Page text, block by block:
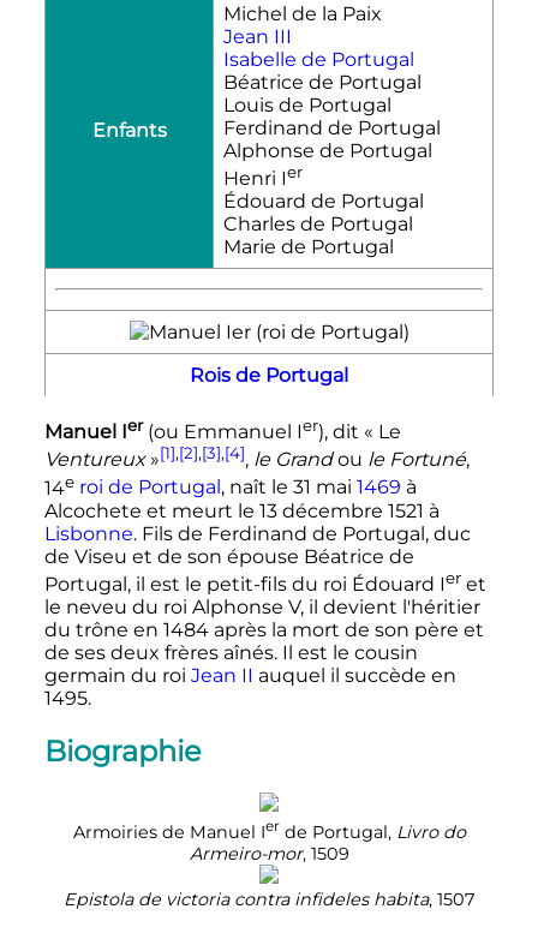
Enfants
Michel de la Paix
Jean III
Isabelle de Portugal
Béatrice de Portugal
Louis de Portugal
Ferdinand de Portugal
Alphonse de Portugal
Henri Ier
Édouard de Portugal
Charles de Portugal
Marie de Portugal
Rois de Portugal
Manuel Ier(ou Emmanuel Ier), dit « Le
Ventureux »[1],[2],[3],[4], le Grandou le Fortuné,
14e roi de Portugal , naît le 31 mai 1469 à
Alcochete et meurt le 13 décembre 1521 à
Lisbonne. Fils de Ferdinand de Portugal, duc
de Viseu et de son épouse Béatrice de
Portugal, il est le petit-fils du roi Édouard Ieret
le neveu du roi Alphonse V, il devient l'héritier
du trône en 1484 après la mort de son père et
de ses deux frères aînés. Il est le cousin
germain du roi Jean II auquel il succède en
1495.
Biographie
Armoiries de Manuel Ierde Portugal, Livro do
Armeiro-mor, 1509
Epistola de victoria contra infideles habita, 1507